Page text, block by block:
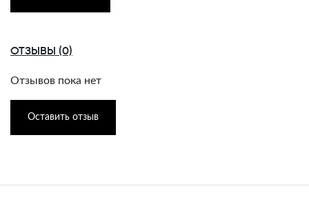
ОТЗЫВЫ (0)
Отзывов пока нет
Оставить отзыв